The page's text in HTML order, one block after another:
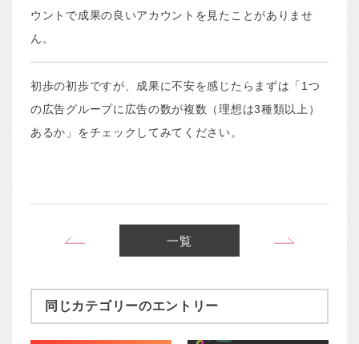
ウントで成果の良いアカウントを見たことがありませ
ん。
初歩の初歩ですが、成果に不安を感じたらまずは「1つ
の広告グループに広告の数が複数（理想は3種類以上）
あるか」をチェックしてみてください。
ネット広告ってなんだか
一覧
同じカテゴリーのエントリー